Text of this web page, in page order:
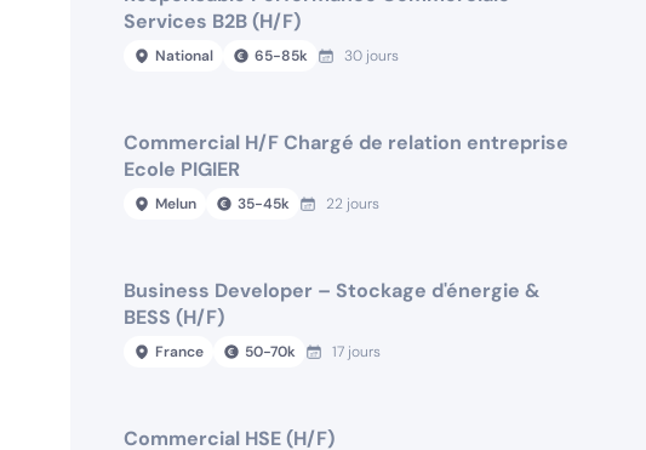
Services B2B (H/F)
National 65-85k 30 jours
Commercial H/F Chargé de relation entreprise
Ecole PIGIER
Melun 35-45k 22 jours
Business Developer – Stockage d'énergie &
BESS (H/F)
France 50-70k 17 jours
Commercial HSE (H/F)